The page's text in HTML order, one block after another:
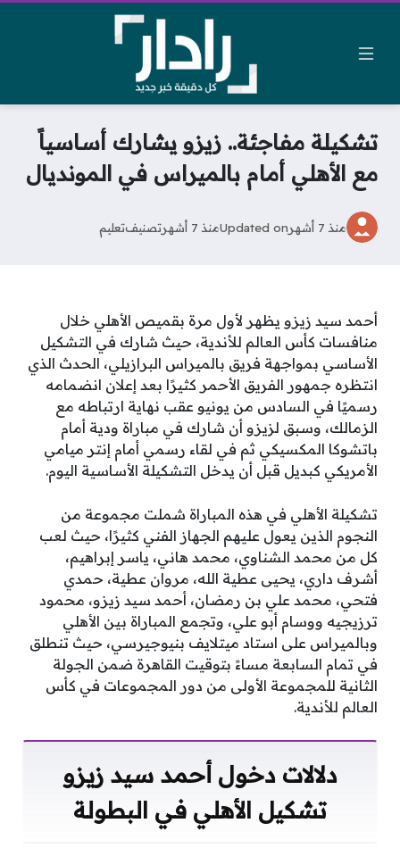
تشكيلة مفاجئة.. زيزو يشارك أساسياً
مع الأهلي أمام بالميراس في المونديال
منذ 7 أشهر Updated onمنذ 7 أشهر تصنيفتعليم
أحمد سيد زيزو يظهر لأول مرة بقميص الأهلي خلال
منافسات كأس العالم للأندية، حيث شارك في التشكيل
الأساسي بمواجهة فريق بالميراس البرازيلي، الحدث الذي
انتظره جمهور الفريق الأحمر كثيرًا بعد إعلان انضمامه
رسميًا في السادس من يونيو عقب نهاية ارتباطه مع
الزمالك، وسبق لزيزو أن شارك في مباراة ودية أمام
باتشوكا المكسيكي ثم في لقاء رسمي أمام إنتر ميامي
الأمريكي كبديل قبل أن يدخل التشكيلة الأساسية اليوم.
تشكيلة الأهلي في هذه المباراة شملت مجموعة من
النجوم الذين يعول عليهم الجهاز الفني كثيرًا، حيث لعب
كل من محمد الشناوي، محمد هاني، ياسر إبراهيم،
أشرف داري، يحيى عطية الله، مروان عطية، حمدي
فتحي، محمد علي بن رمضان، أحمد سيد زيزو، محمود
ترزيجيه ووسام أبو علي، وتجمع المباراة بين الأهلي
وبالميراس على استاد ميتلايف بنيوجيرسي، حيث تنطلق
في تمام السابعة مساءً بتوقيت القاهرة ضمن الجولة
الثانية للمجموعة الأولى من دور المجموعات في كأس
العالم للأندية.
دلالات دخول أحمد سيد زيزو
تشكيل الأهلي في البطولة